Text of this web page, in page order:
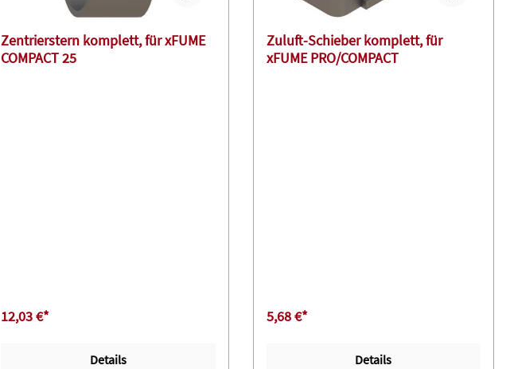
Zentrierstern komplett, für xFUME
COMPACT 25
12,03 €*
Details
Zuluft-Schieber komplett, für
xFUME PRO/COMPACT
5,68 €*
Details